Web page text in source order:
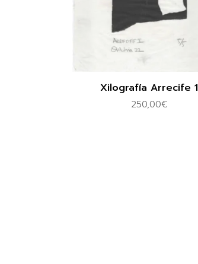
Xilografía Arrecife 1
250,00€